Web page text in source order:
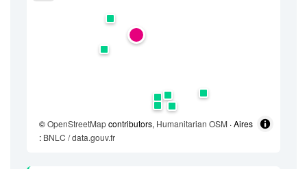
©OpenStreetMapcontributors, Humanitarian OSM · Aires
: BNLC / data.gouv.fr